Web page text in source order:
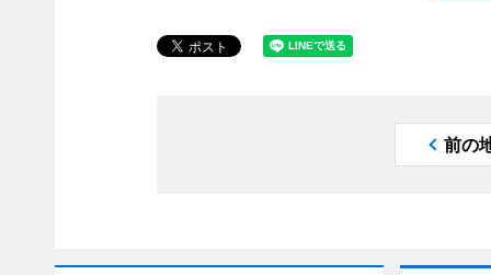
前の